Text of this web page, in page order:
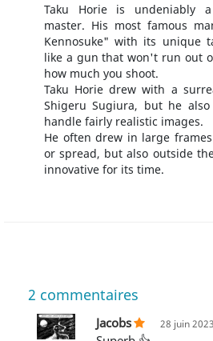
Taku Horie is undeniably a
master. His most famous
Kennosuke" with its unique
like a gun that won't run out
how much you shoot.
Taku Horie drew with a
Shigeru Sugiura, but he
handle fairly realistic images.
He often drew in large
or spread, but also outside
innovative for its time.
2 commentaires
Jacobs 28 juin